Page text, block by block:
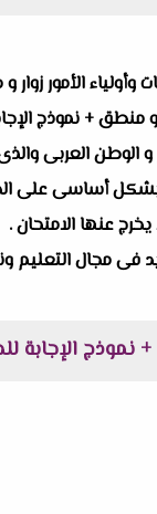
وأولياء الأمور
+ نموذج الإجابة
و الوطن العربى
أساسى على
عنها الامتحان .
فى مجال التعليم
الإجابة للصف